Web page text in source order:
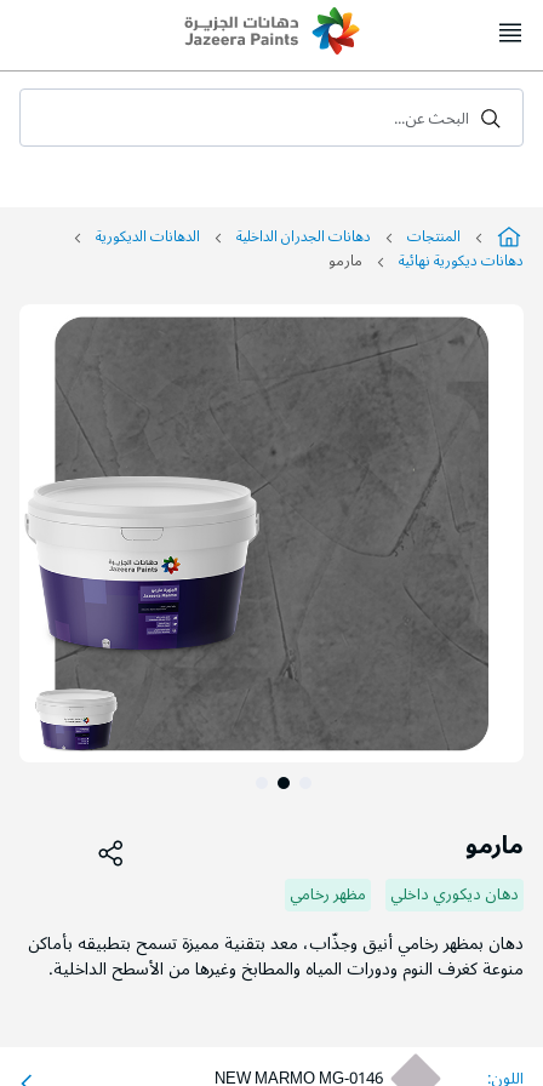
to
البحث عن...
المنتجات دهانات الجدران الداخلية
الدهانات الديكورية
دهانات ديكورية نهائية
مارمو
مارمو
دهان ديكوري داخلي مظهر رخامي
دهان بمظهر رخامي أنيق وجذّاب، معد بتقنية مميزة تسمح بتطبيقه بأماكن
منوعة كغرف النوم ودورات المياه والمطابخ وغيرها من الأسطح الداخلية.
اللون: NEW MARMO MG-0146
التخطي
إلى
بداية
معرض
الصور